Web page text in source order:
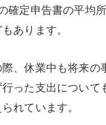
確定申告書の平均
あります。
、休業中も将来の
った支出について
れています。